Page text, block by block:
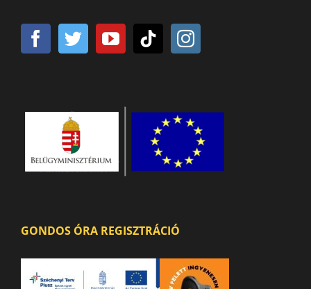
GONDOS ÓRA REGISZTRÁCIÓ